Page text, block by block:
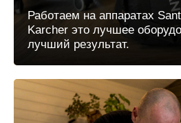
Работаем на аппаратах
Karcher это лучшее
лучший результат.